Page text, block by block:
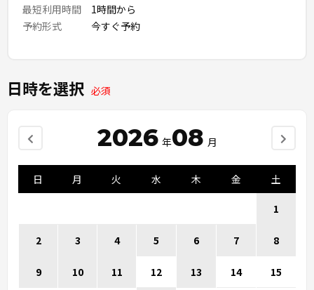
最短利用時間 1時間から
予約形式 今すぐ予約
日時を選択 必須
2026 年08 月
日 月 火 水 木 金 土
1
2 3 4 5 6 7 8
9 10 11 12 13 14 15